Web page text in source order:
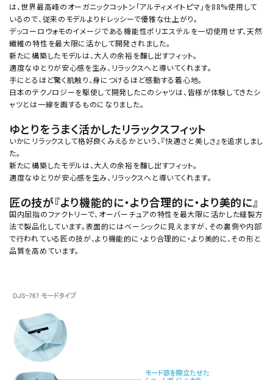
は、世界最高峰のオーガニックコットン「アルティメイトピマ」を88%使用して
いるので、従来のモデルよりドレッシーで優雅な仕上がり。
デッコーロウォモのイメージである機能性ポリエステルを一切使用せず、天然
繊維の特性を最大限に活かして開発されました。
新たに構築したモデルは、大人の余裕を醸し出すフィット。
適度なゆとりが安心感を生み、リラックスへと導いてくれます。
手にとるほど驚く肌触り、身につけるほど感動する着心地。
日本のテクノロジーを駆使して開発したこのシャツは、皆様が体験してきたシ
ャツとは一線を画するものになりました。
ゆとりをうまく活かしたリラックスフィット
いかにリラックスして格好良くみえるかという、『快適さと美しさ』を追求しまし
た。
新たに構築したモデルは、大人の余裕を醸し出すフィット。
適度なゆとりが安心感を生み、リラックスへと導いてくれます。
匠の技が『より機能的に・より合理的に・より美的に』
国内屈指のファクトリーで、オーバーチュアの特性を最大限に活かした縫製方
法で製品化しています。表面的にはベーシックに見えますが、その裏側や内部
で行われている匠の技が、より機能的に・より合理的に・より美的に、その形と
品質を高めています。